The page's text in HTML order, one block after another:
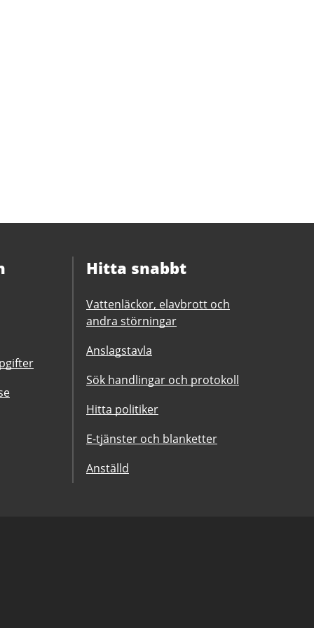
Hitta snabbt
Vattenläckor, elavbrott och
andra störningar
Anslagstavla
Sök handlingar och protokoll
Hitta politiker
E-tjänster och blanketter
Anställd